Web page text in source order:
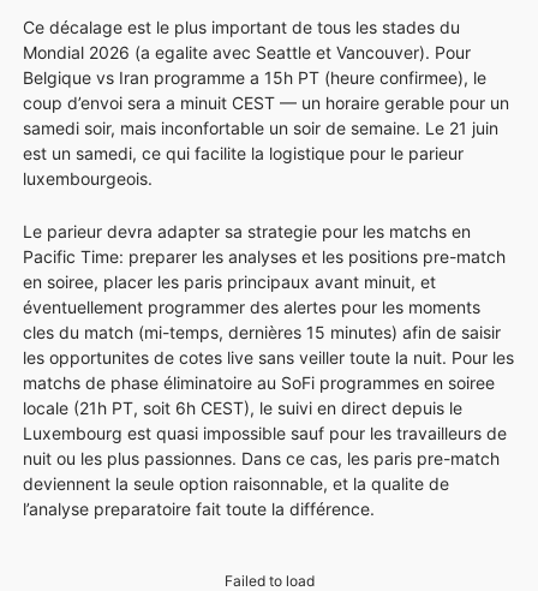
Ce décalage est le plus important de tous les stades du
Mondial 2026 (a egalite avec Seattle et Vancouver). Pour
Belgique vs Iran programme a 15h PT (heure confirmee), le
coup d’envoi sera a minuit CEST — un horaire gerable pour un
samedi soir, mais inconfortable un soir de semaine. Le 21 juin
est un samedi, ce qui facilite la logistique pour le parieur
luxembourgeois.
Le parieur devra adapter sa strategie pour les matchs en
Pacific Time: preparer les analyses et les positions pre-match
en soiree, placer les paris principaux avant minuit, et
éventuellement programmer des alertes pour les moments
cles du match (mi-temps, dernières 15 minutes) afin de saisir
les opportunites de cotes live sans veiller toute la nuit. Pour les
matchs de phase éliminatoire au SoFi programmes en soiree
locale (21h PT, soit 6h CEST), le suivi en direct depuis le
Luxembourg est quasi impossible sauf pour les travailleurs de
nuit ou les plus passionnes. Dans ce cas, les paris pre-match
deviennent la seule option raisonnable, et la qualite de
l’analyse preparatoire fait toute la différence.
Failed to load